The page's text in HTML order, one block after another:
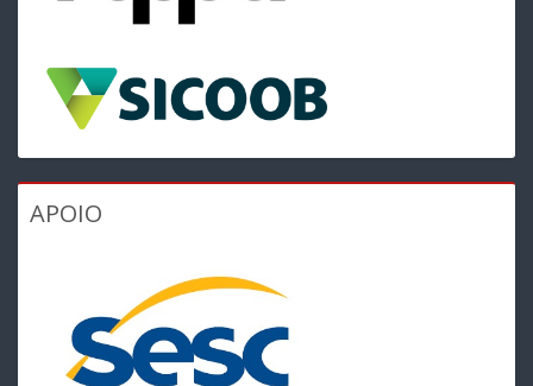
APOIO